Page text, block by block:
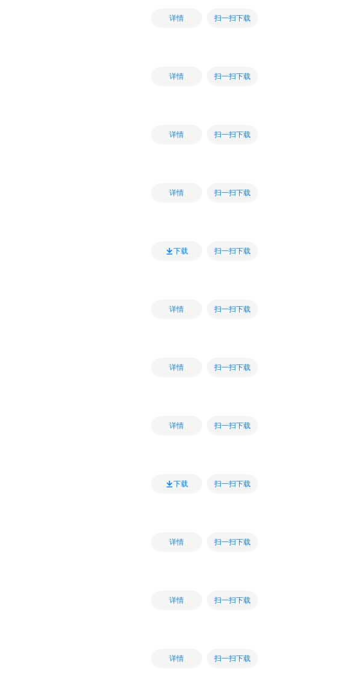
详情 扫一扫下载
详情 扫一扫下载
详情 扫一扫下载
详情 扫一扫下载
下载 扫一扫下载
详情 扫一扫下载
详情 扫一扫下载
详情 扫一扫下载
下载 扫一扫下载
详情 扫一扫下载
详情 扫一扫下载
详情 扫一扫下载